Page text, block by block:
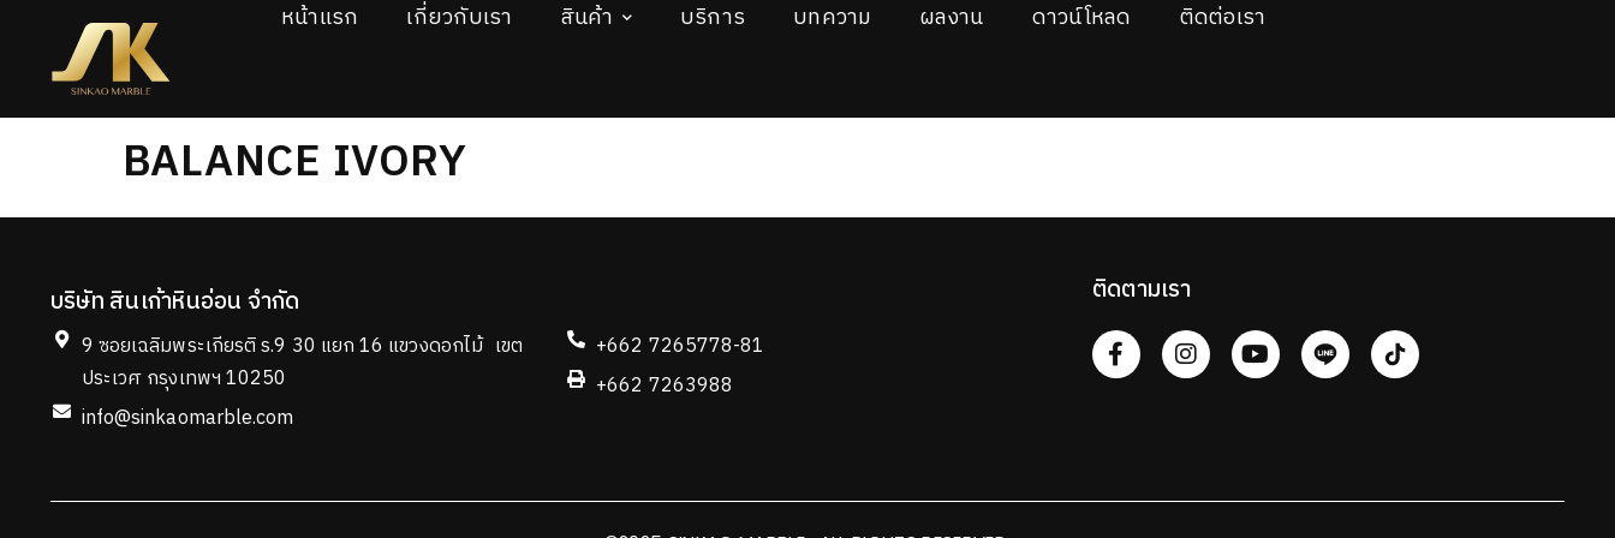
หน้าแรก เกี่ยวกับเรา สินค้า บริการ บทความ ผลงาน ดาวน์โหลด ติดต่อเรา
BALANCE IVORY
บริษัท สินเก้าหินอ่อน จำกัด
9 ซอยเฉลิมพระเกียรติ ร.9 30 แยก 16 แขวงดอกไม้ เขต
ประเวศ กรุงเทพฯ 10250
info@sinkaomarble.com
+662 7265778-81
+662 7263988
ติดตามเรา